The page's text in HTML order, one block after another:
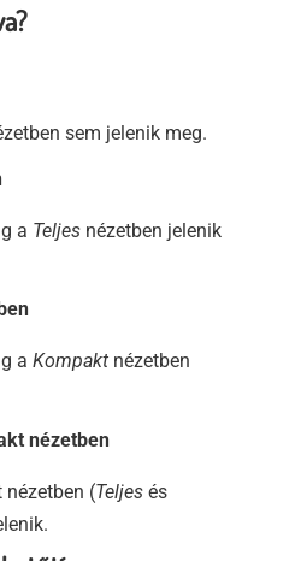
sem jelenik meg.
a Teljes nézetben jelenik
aKompakt nézetben
nézetben
nézetben (Teljes és